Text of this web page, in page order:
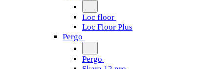
Loc floor
Loc Floor Plus
Pergo
Pergo